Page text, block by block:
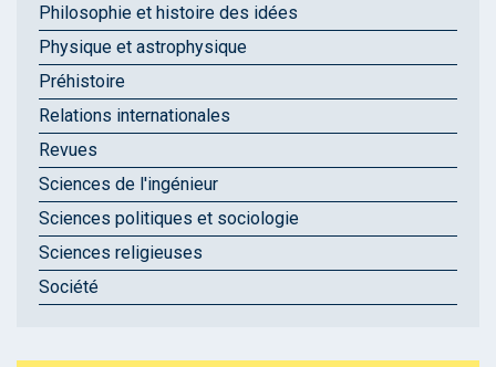
Philosophie et histoire des idées
Physique et astrophysique
Préhistoire
Relations internationales
Revues
Sciences de l'ingénieur
Sciences politiques et sociologie
Sciences religieuses
Société